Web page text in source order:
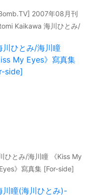
2007年08月刊
Kaikawa 海川ひとみ/
ひとみ/海川瞳 《Kiss My
Eyes》寫真集 [For-side]